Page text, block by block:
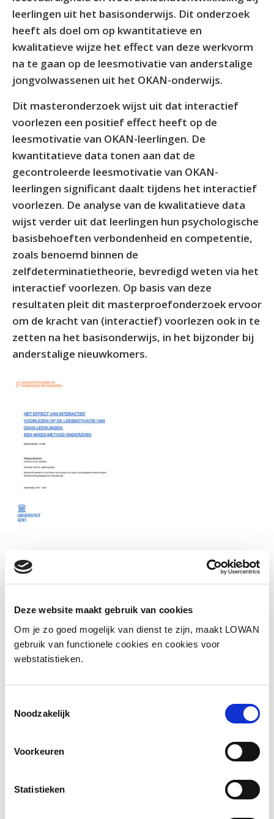
Deze website maakt gebruik van cookies
Om je zo goed mogelijk van dienst te zijn, maakt LOWAN
gebruik van functionele cookies en cookies voor
webstatistieken.
Noodzakelijk
Voorkeuren
Statistieken
leerlingen uit het basisonderwijs. Dit onderzoek
heeft als doel om op kwantitatieve en
kwalitatieve wijze het effect van deze werkvorm
na te gaan op de leesmotivatie van anderstalige
jongvolwassenen uit het OKAN-onderwijs.
Dit masteronderzoek wijst uit dat interactief
voorlezen een positief effect heeft op de
leesmotivatie van OKAN-leerlingen. De
kwantitatieve data tonen aan dat de
gecontroleerde leesmotivatie van OKAN-
leerlingen significant daalt tijdens het interactief
voorlezen. De analyse van de kwalitatieve data
wijst verder uit dat leerlingen hun psychologische
basisbehoeften verbondenheid en competentie,
zoals benoemd binnen de
zelfdeterminatietheorie, bevredigd weten via het
interactief voorlezen. Op basis van deze
resultaten pleit dit masterproefonderzoek ervoor
om de kracht van (interactief) voorlezen ook in te
zetten na het basisonderwijs, in het bijzonder bij
anderstalige nieuwkomers.
Auteur(s): Thibaut Duthois
Jaar van uitgave: 2022